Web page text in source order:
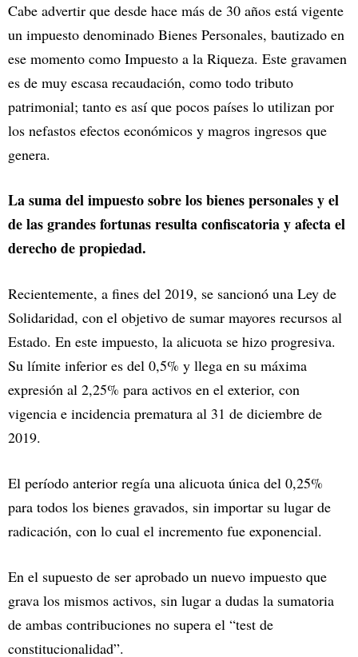
Cabe advertir que desde hace más de 30 años está vigente
un impuesto denominado Bienes Personales, bautizado en
ese momento como Impuesto a la Riqueza. Este gravamen
es de muy escasa recaudación, como todo tributo
patrimonial; tanto es así que pocos países lo utilizan por
los nefastos efectos económicos y magros ingresos que
genera.
La suma del impuesto sobre los bienes personales y el
de las grandes fortunas resulta confiscatoria y afecta el
derecho de propiedad.
Recientemente, a fines del 2019, se sancionó una Ley de
Solidaridad, con el objetivo de sumar mayores recursos al
Estado. En este impuesto, la alicuota se hizo progresiva.
Su límite inferior es del 0,5% y llega en su máxima
expresión al 2,25% para activos en el exterior, con
vigencia e incidencia prematura al 31 de diciembre de
2019.
El período anterior regía una alicuota única del 0,25%
para todos los bienes gravados, sin importar su lugar de
radicación, con lo cual el incremento fue exponencial.
En el supuesto de ser aprobado un nuevo impuesto que
grava los mismos activos, sin lugar a dudas la sumatoria
de ambas contribuciones no supera el “test de
constitucionalidad”.